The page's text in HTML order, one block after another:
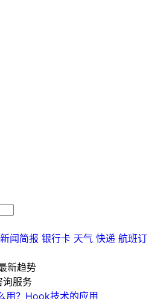
闻简报 银行卡 天气 快递 航班订
新趋势
询服务
用？Hook技术的应用